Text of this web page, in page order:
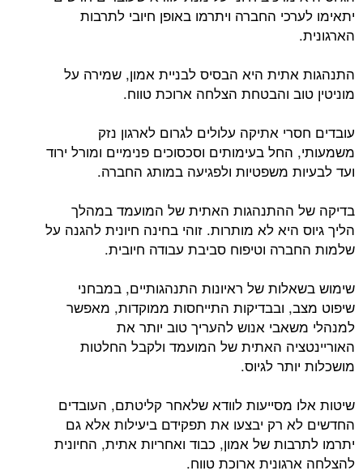
יתאימו לערכי החברה ויתרמו באופן חיובי לתרבות
הארגונית.
התנהגות אתית היא הבסיס לבניית אמון, שמירה על
מוניטין טוב והבטחת הצלחה ארוכת טווח.
עובדים חסרי אתיקה עלולים לגרום לארגון נזק
משמעותי, החל בעימותים וסכסוכים פנימיים ומורל ירוד
ועד לבעיות משפטיות ולפגיעה במותג החברה.
בדיקה של ההתנהגות האתית של המועמד במהלך
הליך גיוס היא לא מותרות. זוהי בחינה חיונית להגנה על
שלמות החברה וטיפוח סביבת עבודה חיובית.
שימוש בשאלות של ראיונות התנהגותיים, במבחני
שיפוט מצב, ובבדיקות התייחסות ממוקדות, מאפשר
למנהלי משאבי אנוש להעריך טוב יותר את
האוריינטציה האתית של המועמד ולקבל החלטות
מושכלות יותר לגיוס.
שיטות אלו מסייעות לוודא שלאחר קליטתם, העובדים
החדשים לא רק יבצעו את תפקידם ביעילות אלא גם
יתרמו לתרבות של אמון, כבוד ואחריות אתית, החיונית
להצלחה ארגונית ארוכת טווח.